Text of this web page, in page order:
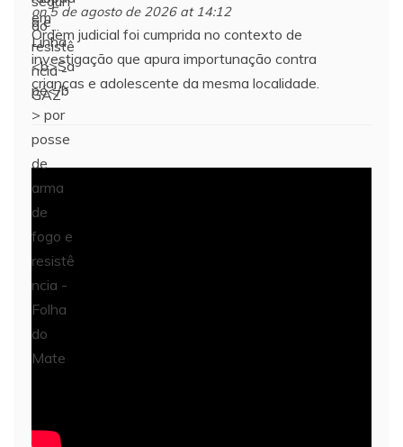
on 5 de agosto de 2026 at 14:12
Ordem judicial foi cumprida no contexto de
investigação que apura importunação contra
crianças e adolescente da mesma localidade.